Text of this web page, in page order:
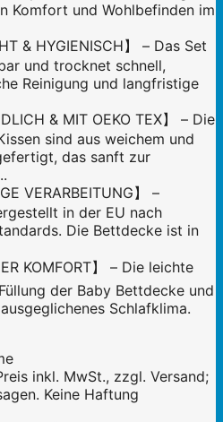
Komfort und Wohlbefinden im
& HYGIENISCH】 – Das Set
und trocknet schnell,
Reinigung und langfristige
& MIT OEKO TEX】 – Die
sind aus weichem und
das sanft zur
VERARBEITUNG】 –
in der EU nach
Die Bettdecke ist in
KOMFORT】 – Die leichte
der Baby Bettdecke und
Schlafklima.
inkl. MwSt., zzgl. Versand;
Keine Haftung